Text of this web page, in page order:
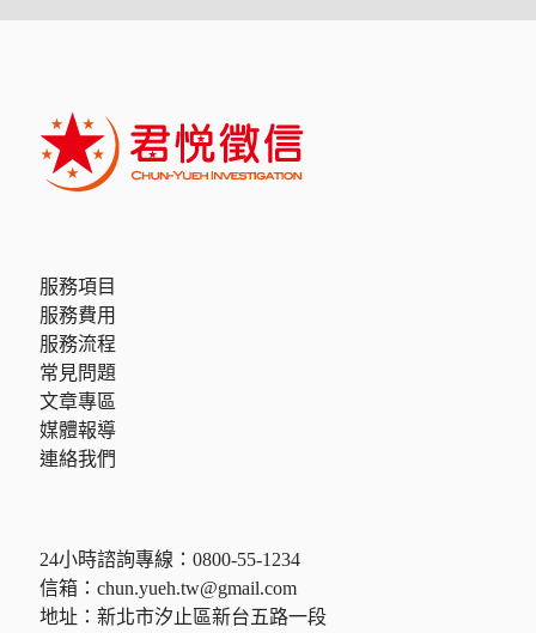
服務項目
服務費用
服務流程
常見問題
文章專區
媒體報導
連絡我們
24小時諮詢專線： 0800-55-1234
信箱： chun.yueh.tw@gmail.com
地址：新北市汐止區新台五路一段